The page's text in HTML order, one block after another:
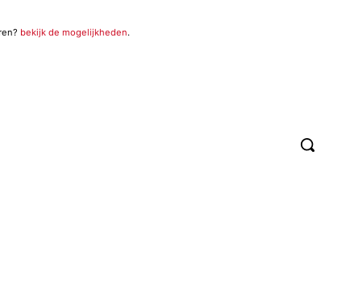
bekijk de mogelijkheden.